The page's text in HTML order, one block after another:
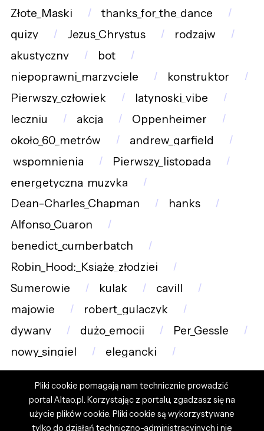
Złote_Maski
thanks_for_the_dance
quizy
Jezus_Chrystus
rodzajw
akustyczny
bot
niepoprawni_marzyciele
konstruktor
Pierwszy_człowiek
latynoski_vibe
leczniu
akcja
Oppenheimer
około_60_metrów
andrew_garfield
wspomnienia
Pierwszy_listopada
energetyczna_muzyka
Dean-Charles_Chapman
hanks
Alfonso_Cuaron
benedict_cumberbatch
Robin_Hood:_Książę_złodziei
Sumerowie
kulak
cavill
majowie
robert_gulaczyk
dywany
dużo_emocji
Per_Gessle
nowy_singiel
elegancki
Pliki cookie pomagają nam technicznie prowadzić
portal Altao.pl. Korzystając z portalu, zgadzasz się na
użycie plików cookie. Pliki cookie są wykorzystywane
tylko do działań techniczno-administracyjnych i nie